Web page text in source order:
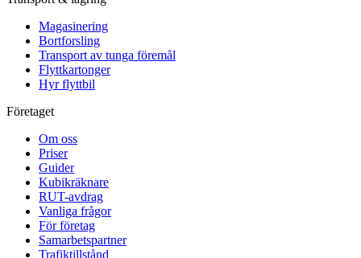
Magasinering
Bortforsling
Transport av tunga föremål
Flyttkartonger
Hyr flyttbil
Företaget
Om oss
Priser
Guider
Kubikräknare
RUT-avdrag
Vanliga frågor
För företag
Samarbetspartner
Trafiktillstånd